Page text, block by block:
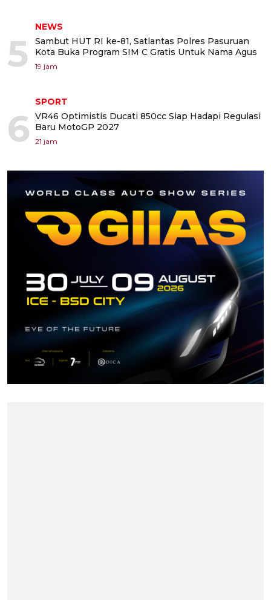
5
NEWS
Sambut HUT RI ke-81, Satlantas Polres Pasuruan
Kota Buka Program SIM C Gratis Untuk Nama Agus
19 jam
6
SPORT
VR46 Optimistis Ducati 850cc Siap Hadapi Regulasi
Baru MotoGP 2027
21 jam